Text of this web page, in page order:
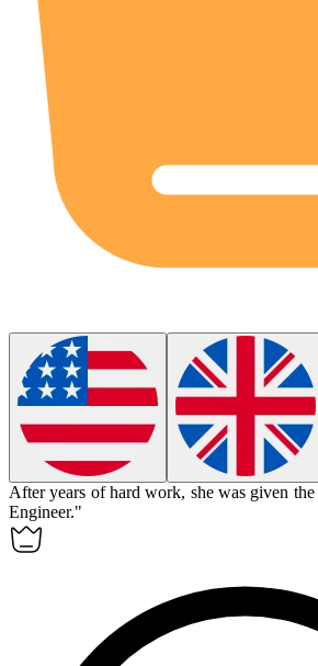
After years of hard work, she was given the
Engineer."